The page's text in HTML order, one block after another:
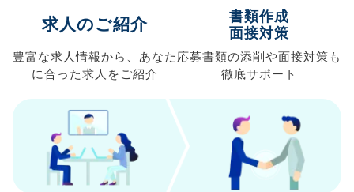
求人のご紹介
豊富な求人情報から、 あなた
に合った求人を ご紹介
書類作成
面接対策
応募書類の添削や面接対策も
徹底サポート